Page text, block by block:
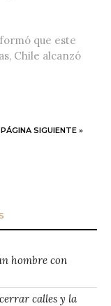
que este
Chile alcanzó
PÁGINA SIGUIENTE »
hombre con
calles y la